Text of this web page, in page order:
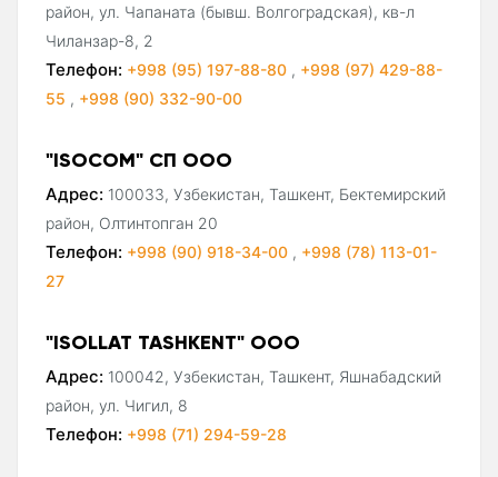
район, ул. Чапаната (бывш. Волгоградская), кв-л
Чиланзар-8, 2
Телефон: +998 (95) 197-88-80 , +998 (97) 429-88-
55 , +998 (90) 332-90-00
"ISOCOM" СП ООО
Адрес: 100033, Узбекистан, Ташкент, Бектемирский
район, Олтинтопган 20
Телефон: +998 (90) 918-34-00 , +998 (78) 113-01-
27
"ISOLLAT TASHKENT" ООО
Адрес: 100042, Узбекистан, Ташкент, Яшнабадский
район, ул. Чигил, 8
Телефон: +998 (71) 294-59-28